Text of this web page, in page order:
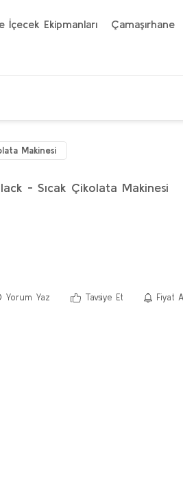
İçecek Ekipmanları Çamaşırhane
Makinesi
- Sıcak Çikolata Makinesi
Yorum Yaz Tavsiye Et Fiyat